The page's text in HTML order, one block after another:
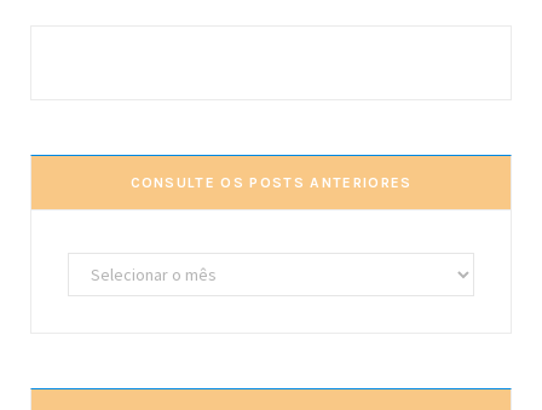
CONSULTE OS POSTS ANTERIORES
Consulte
os